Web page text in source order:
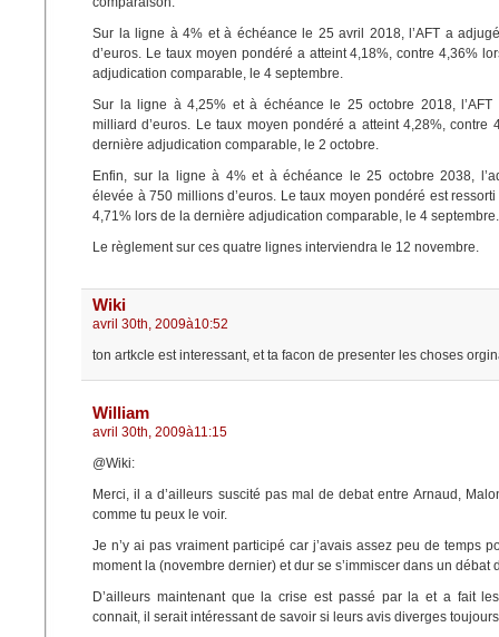
Sur la ligne à 4% et à échéance le 25 avril 2018, l’AFT a
d’euros. Le taux moyen pondéré a atteint 4,18%, contre 4,36%
adjudication comparable, le 4 septembre.
Sur la ligne à 4,25% et à échéance le 25 octobre 2018, l’AFT
milliard d’euros. Le taux moyen pondéré a atteint 4,28%, contre
dernière adjudication comparable, le 2 octobre.
Enfin, sur la ligne à 4% et à échéance le 25 octobre 2038,
élevée à 750 millions d’euros. Le taux moyen pondéré est
4,71% lors de la dernière adjudication comparable, le 4 septembre.
Le règlement sur ces quatre lignes interviendra le 12 novembre.
Wiki
avril 30th, 2009à10:52
ton artkcle est interessant, et ta facon de presenter les choses
William
avril 30th, 2009à11:15
@Wiki:
Merci, il a d’ailleurs suscité pas mal de debat entre Arnaud,
comme tu peux le voir.
Je n’y ai pas vraiment participé car j’avais assez peu de temps
moment la (novembre dernier) et dur se s’immiscer dans un débat
D’ailleurs maintenant que la crise est passé par la et a fait
connait, il serait intéressant de savoir si leurs avis diverges